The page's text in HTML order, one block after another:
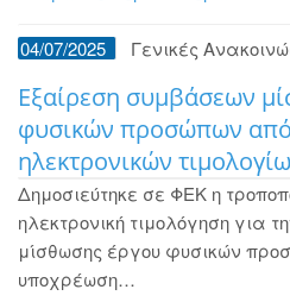
04/07/2025 Γενικές
Εξαίρεση συμβάσεων
φυσικών προσώπων
ηλεκτρονικών
Δημοσιεύτηκε σε ΦΕΚ η
ηλεκτρονική τιμολόγηση για
μίσθωσης έργου φυσικών
υποχρέωση…